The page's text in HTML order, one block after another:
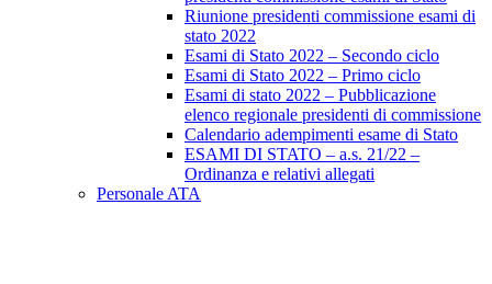
Riunione presidenti commissione esami di
stato 2022
Esami di Stato 2022 – Secondo ciclo
Esami di Stato 2022 – Primo ciclo
Esami di stato 2022 – Pubblicazione
elenco regionale presidenti di commissione
Calendario adempimenti esame di Stato
ESAMI DI STATO – a.s. 21/22 –
Ordinanza e relativi allegati
Personale ATA